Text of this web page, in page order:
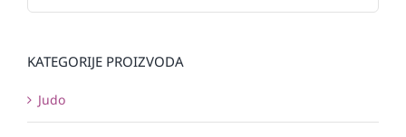
KATEGORIJE PROIZVODA
Judo